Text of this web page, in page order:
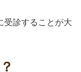
受診することが大